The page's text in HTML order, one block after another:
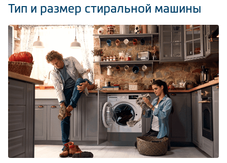
Тип и размер стиральной машины